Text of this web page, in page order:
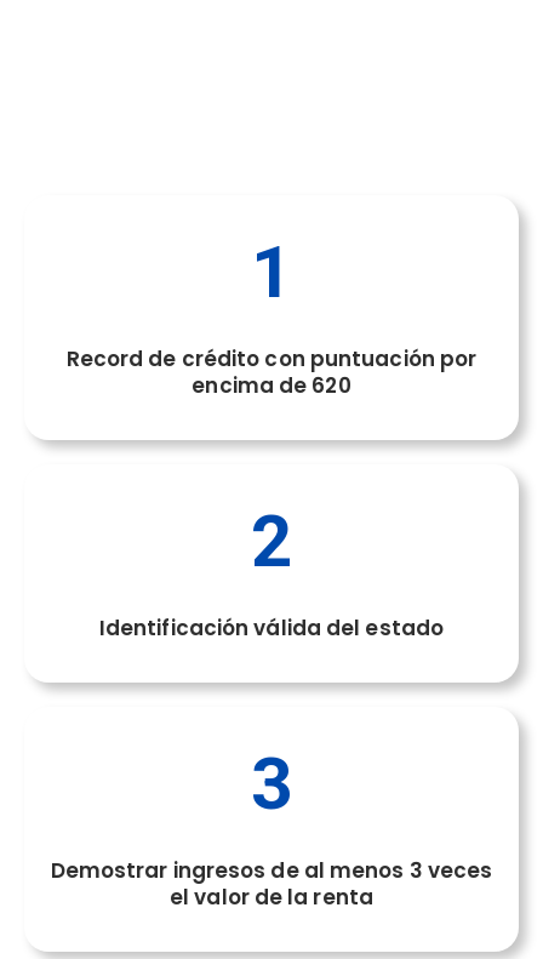
1
Record de crédito con puntuación por
encima de 620
2
Identificación válida del estado
3
Demostrar ingresos de al menos 3 veces
el valor de la renta